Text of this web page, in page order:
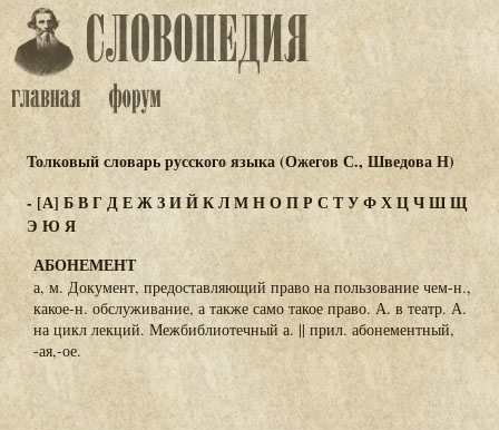
Толковый словарь русского языка (Ожегов С., Шведова Н)
- [А] БВГДЕЖЗИЙКЛМНОПР С ТУФХЦЧШЩ
Э Ю Я
АБОНЕМЕНТ
а, м. Документ, предоставляющий право на пользование чем-н.,
какое-н. обслуживание, а также само такое право. А. в театр. А.
на цикл лекций. Межбиблиотечный а. || прил. абонементный,
-ая,-ое.